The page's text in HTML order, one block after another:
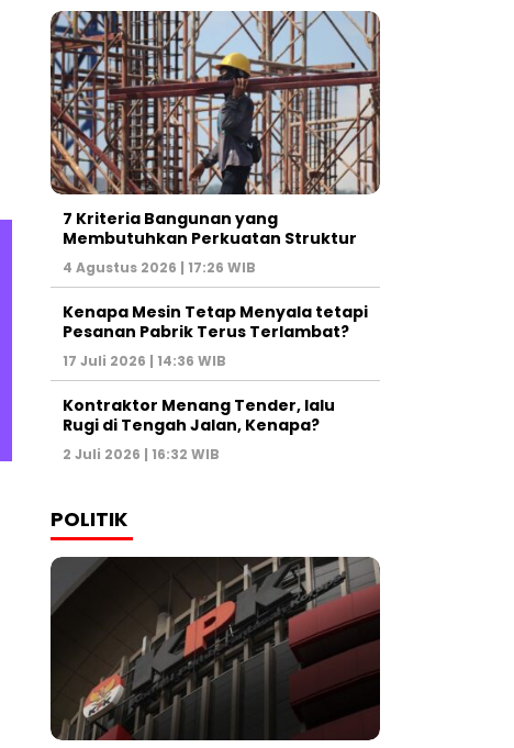
7 Kriteria Bangunan yang
Membutuhkan Perkuatan Struktur
4 Agustus 2026 | 17:26 WIB
Kenapa Mesin Tetap Menyala tetapi
Pesanan Pabrik Terus Terlambat?
17 Juli 2026 | 14:36 WIB
Kontraktor Menang Tender, lalu
Rugi di Tengah Jalan, Kenapa?
2 Juli 2026 | 16:32 WIB
POLITIK